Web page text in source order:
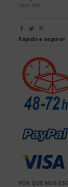
Sem IVA
Rápido e seguro!
POR QUE NOS